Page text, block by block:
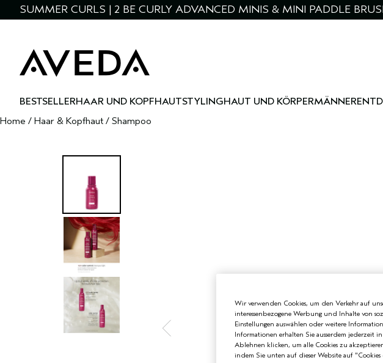
SUMMER CURLS | 2 BE CURLY ADVANCED MINIS & MINI PADDLE
BESTSELLERHAAR UND KOPFHAUTSTYLINGHAUT UND KÖRPERMÄNNER
Home / Haar & Kopfhaut / Shampoo
Wir verwenden Cookies, um den Verkehr auf
interessenbezogene Werbung und Inhalte von
Einstellungen auswählen oder weitere
Informationen erhalten Sie ausserdem jederzeit
Ablehnen klicken, um alle Cookies zu
indem Sie unten auf dieser Website auf